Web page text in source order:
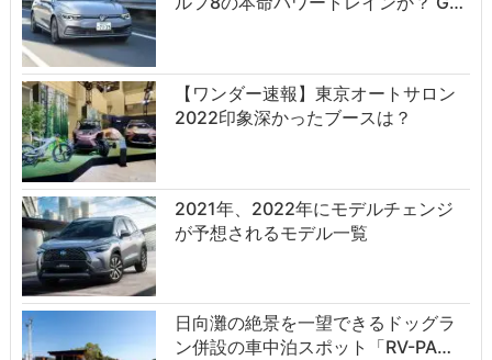
【ワンダー速報】東京オートサロン
2022印象深かったブースは？
2021年、2022年にモデルチェンジ
が予想されるモデル一覧
日向灘の絶景を一望できるドッグラ
ン併設の車中泊スポット「RV-PA…